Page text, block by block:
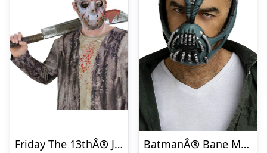
Friday The 13thÂ® Jason Voorhees Machete & Maske
BatmanÂ® Bane Maske